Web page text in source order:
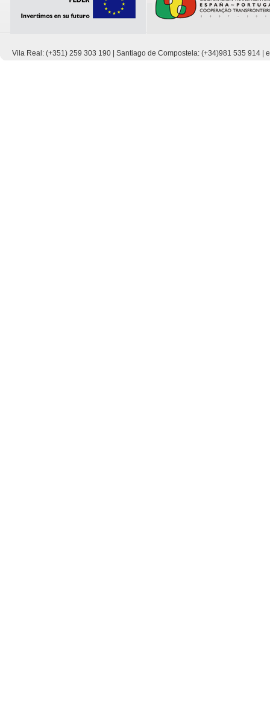
Vila Real: (+351) 259 303 190 | Santiago de Compostela: (+34)981 535 914 |